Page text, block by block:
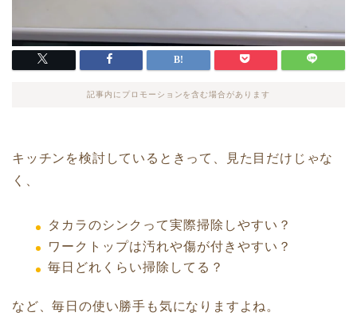
記事内にプロモーションを含む場合があります
キッチンを検討しているときって、見た目だけじゃな
く、
タカラのシンクって実際掃除しやすい？
ワークトップは汚れや傷が付きやすい？
毎日どれくらい掃除してる？
など、毎日の使い勝手も気になりますよね。